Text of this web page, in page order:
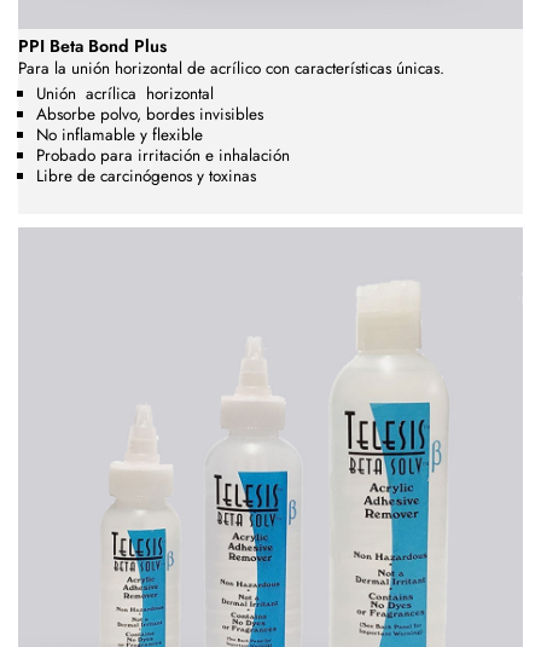
PPI Beta Bond Plus
Para la unión horizontal de acrílico con características únicas.
Unión acrílica horizontal
Absorbe polvo, bordes invisibles
No inflamable y flexible
Probado para irritación e inhalación
Libre de carcinógenos y toxinas